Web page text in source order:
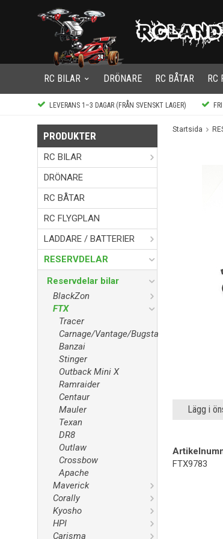
RC BILAR DRÖNARE RC BÅTAR RC
LEVERANS 1–3 DAGAR (FRÅN SVENSKT LAGER)
PRODUKTER
RC BILAR
DRÖNARE
RC BÅTAR
RC FLYGPLAN
LADDARE / BATTERIER
RESERVDELAR
Reservdelar bilar
BlackZon
FTX
Tracer
Carnage/Vantage/Bugsta
Banzai
Stinger
Outback Mini X
Ramraider
Centaur
Mauler
Texan
DR8
Outlaw
Crossbow
Apache
Maverick
Corally
Kyosho
HPI
Carisma
Startsida
Lägg i
FTX9783